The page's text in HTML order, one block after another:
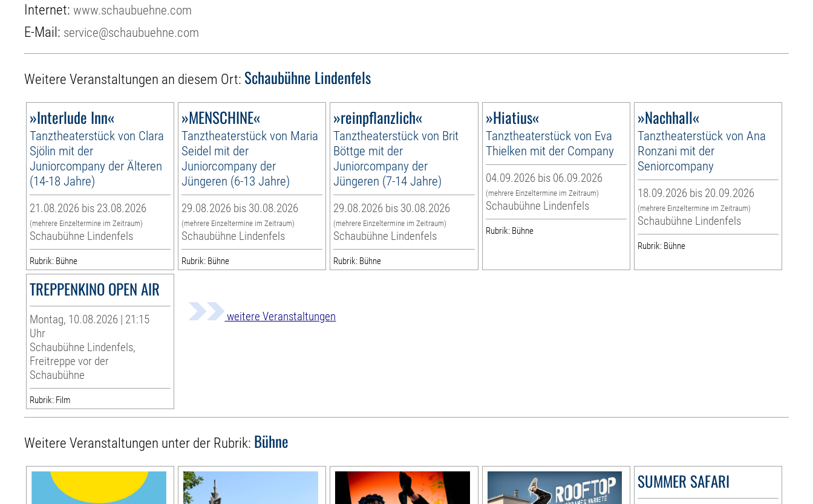
Internet:www.schaubuehne.com
E-Mail: service@schaubuehne.com
Weitere Veranstaltungen an diesem Ort: Schaubühne Lindenfels
»Interlude Inn«
Tanztheaterstück von Clara
Sjölin mit der
Juniorcompany der Älteren
(14-18 Jahre)
21.08.2026 bis 23.08.2026
(mehrere Einzeltermine im Zeitraum)
Schaubühne Lindenfels
Rubrik: Bühne
»MENSCHINE«
Tanztheaterstück von Maria
Seidel mit der
Juniorcompany der
Jüngeren (6-13 Jahre)
29.08.2026 bis 30.08.2026
(mehrere Einzeltermine im Zeitraum)
Schaubühne Lindenfels
Rubrik: Bühne
»reinpflanzlich«
Tanztheaterstück von Brit
Böttge mit der
Juniorcompany der
Jüngeren (7-14 Jahre)
29.08.2026 bis 30.08.2026
(mehrere Einzeltermine im Zeitraum)
Schaubühne Lindenfels
Rubrik: Bühne
»Hiatius«
Tanztheaterstück von Eva
Thielken mit der Company
04.09.2026 bis 06.09.2026
(mehrere Einzeltermine im Zeitraum)
Schaubühne Lindenfels
Rubrik: Bühne
»Nachhall«
Tanztheaterstück von Ana
Ronzani mit der
Seniorcompany
18.09.2026 bis 20.09.2026
(mehrere Einzeltermine im Zeitraum)
Schaubühne Lindenfels
Rubrik: Bühne
TREPPENKINO OPEN AIR
Montag, 10.08.2026 | 21:15
Uhr
Schaubühne Lindenfels,
Freitreppe vor der
Schaubühne
Rubrik: Film
weitere Veranstaltungen
Weitere Veranstaltungen unter der Rubrik: Bühne
SUMMER SAFARI